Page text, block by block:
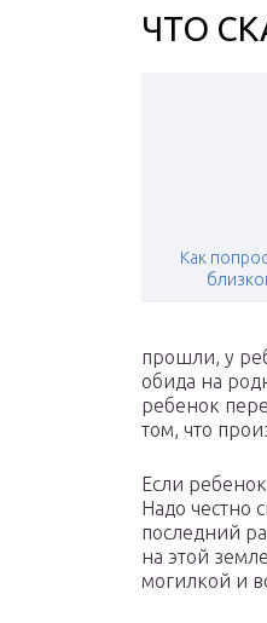
ЧТО
Как
прошли, у
обида на
ребенок
том, что
Если
Надо честно
последний
на этой
могилкой и